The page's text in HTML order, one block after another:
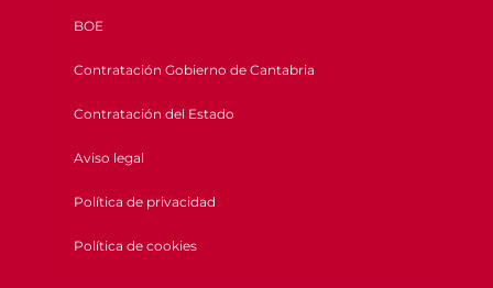
BOE
Contratación Gobierno de Cantabria
Contratación del Estado
Aviso legal
Política de privacidad
Política de cookies